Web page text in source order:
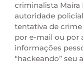
criminalista Maíra
autoridade
tentativa de
por e-mail ou por
informações
“hackeando” seu